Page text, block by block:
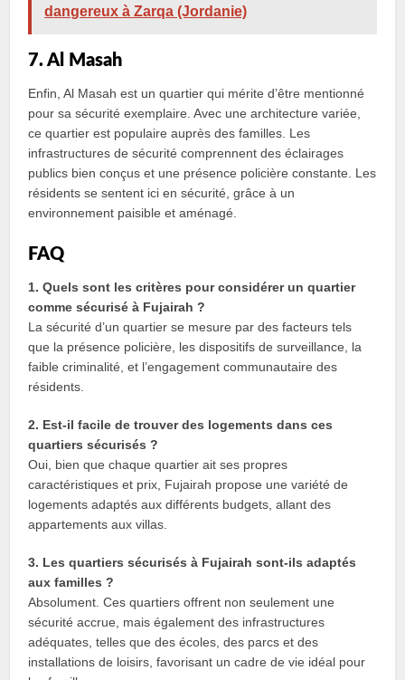
dangereux à Zarqa (Jordanie)
7. Al Masah
Enfin, Al Masah est un quartier qui mérite d’être mentionné
pour sa sécurité exemplaire. Avec une architecture variée,
ce quartier est populaire auprès des familles. Les
infrastructures de sécurité comprennent des éclairages
publics bien conçus et une présence policière constante. Les
résidents se sentent ici en sécurité, grâce à un
environnement paisible et aménagé.
FAQ
1. Quels sont les critères pour considérer un quartier
comme sécurisé à Fujairah ?
La sécurité d’un quartier se mesure par des facteurs tels
que la présence policière, les dispositifs de surveillance, la
faible criminalité, et l’engagement communautaire des
résidents.
2. Est-il facile de trouver des logements dans ces
quartiers sécurisés ?
Oui, bien que chaque quartier ait ses propres
caractéristiques et prix, Fujairah propose une variété de
logements adaptés aux différents budgets, allant des
appartements aux villas.
3. Les quartiers sécurisés à Fujairah sont-ils adaptés
aux familles ?
Absolument. Ces quartiers offrent non seulement une
sécurité accrue, mais également des infrastructures
adéquates, telles que des écoles, des parcs et des
installations de loisirs, favorisant un cadre de vie idéal pour